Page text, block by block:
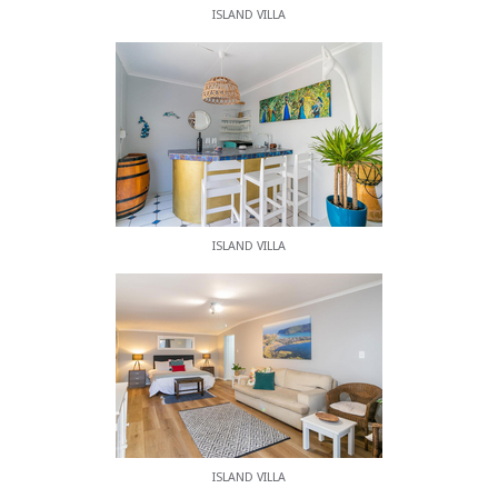
ISLAND VILLA
ISLAND VILLA
ISLAND VILLA